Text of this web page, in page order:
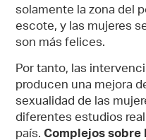
solamente la zona del
escote, y las mujeres
son más felices.
Por tanto, las
producen una mejora
sexualidad de las
diferentes estudios
país.Complejos sobre